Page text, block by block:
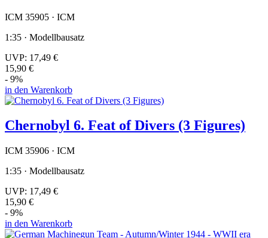
ICM 35905 · ICM
1:35 · Modellbausatz
UVP: 17,49 €
15,90 €
- 9%
in den Warenkorb
Chernobyl 6. Feat of Divers (3 Figures)
ICM 35906 · ICM
1:35 · Modellbausatz
UVP: 17,49 €
15,90 €
- 9%
in den Warenkorb